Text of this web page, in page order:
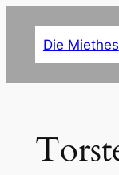
Die Miethes